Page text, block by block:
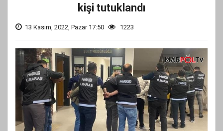
kişi tutuklandı
13 Kasım, 2022, Pazar 17:50 1223